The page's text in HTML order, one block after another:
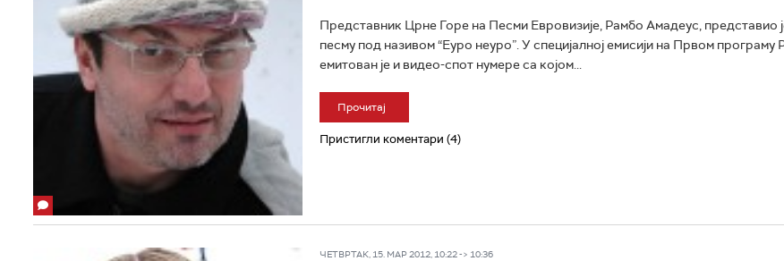
Представник Црне Горе на Песми Евровизије, Рамбо Амадеус, представио
песму под називом “Еуро неуро”. У специјалној емисији на Првом програму
емитован је и видео-спот нумере са којом...
Прочитај
Пристигли коментари (4)
ЧЕТВРТАК, 15. МАР 2012, 10:22 -> 10:36